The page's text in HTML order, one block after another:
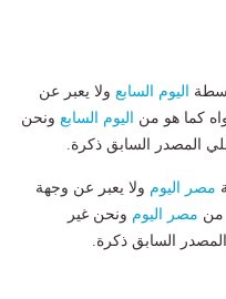
اليوم السابع ولا يعبر عن
كما هو من اليوم السابع ونحن
المصدر السابق ذكرة.
مصر اليوم ولا يعبر عن وجهة
من مصر اليوم ونحن غير
السابق ذكرة.